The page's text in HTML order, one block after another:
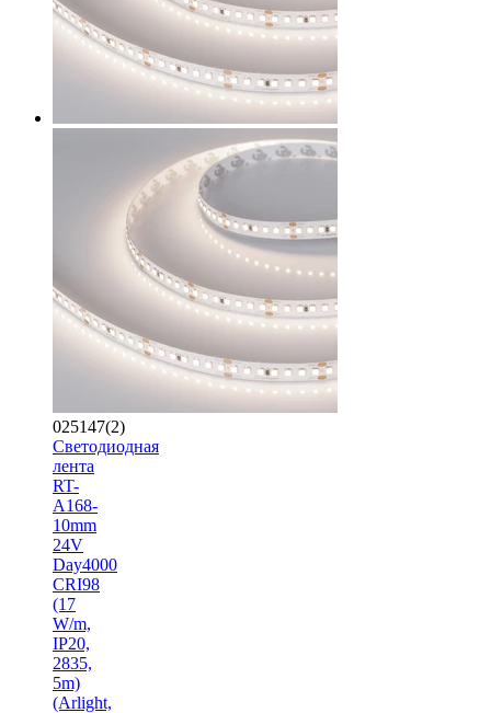
025147(2)
Светодиодная
лента
RT-
A168-
10mm
24V
Day4000
CRI98
(17
W/m,
IP20,
2835,
5m)
(Arlight,